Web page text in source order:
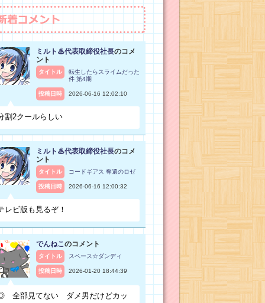
ミルト♨代表取締役社長のコメ
ント
タイトル
転生したらスライムだった
件 第4期
投稿日時 2026-06-16 12:02:10
割2クールらしい
ミルト♨代表取締役社長のコメ
ント
タイトル コードギアス 奪還のロゼ
投稿日時 2026-06-16 12:00:32
レビ版も見るぞ！
でんねこのコメント
タイトル スペース☆ダンディ
投稿日時 2026-01-20 18:44:39
全部見てない ダメ男だけどカッ